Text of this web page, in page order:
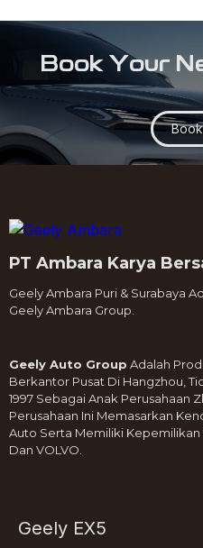
Book Your
PT Ambara Karya
Geely Ambara Puri & Surabaya
Geely Ambara Group.
Geely Auto Group Adalah
Berkantor Pusat Di Hangzhou,
1997 Sebagai Anak Perusahaan
Perusahaan Ini Memasarkan
Auto Serta Memiliki Kepemilikan
Dan VOLVO.
Geely EX5